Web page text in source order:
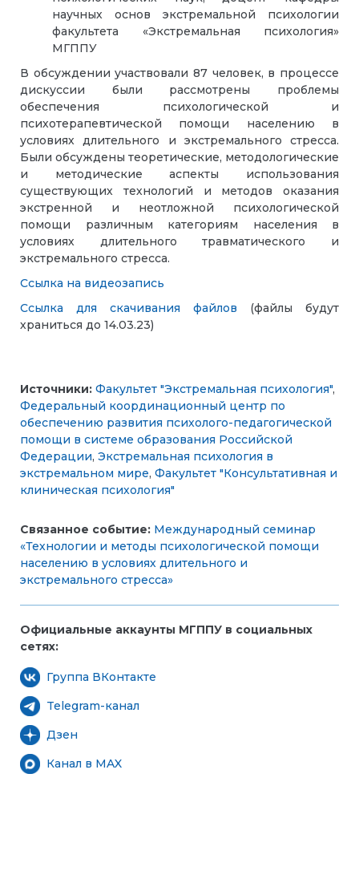
научных основ экстремальной психологии
факультета «Экстремальная психология»
МГППУ
В обсуждении участвовали 87 человек, в процессе
дискуссии были рассмотрены проблемы
обеспечения психологической и
психотерапевтической помощи населению в
условиях длительного и экстремального стресса.
Были обсуждены теоретические, методологические
и методические аспекты использования
существующих технологий и методов оказания
экстренной и неотложной психологической
помощи различным категориям населения в
условиях длительного травматического и
экстремального стресса.
Ссылка на видеозапись
Ссылка для скачивания файлов (файлы будут
храниться до 14.03.23)
Источники: Факультет "Экстремальная психология",
Федеральный координационный центр по
обеспечению развития психолого-педагогической
помощи в системе образования Российской
Федерации, Экстремальная психология в
экстремальном мире, Факультет "Консультативная и
клиническая психология"
Связанное событие: Международный семинар
«Технологии и методы психологической помощи
населению в условиях длительного и
экстремального стресса»
Официальные аккаунты МГППУ в социальных
сетях:
Группа ВКонтакте
Telegram-канал
Дзен
Канал в MAX